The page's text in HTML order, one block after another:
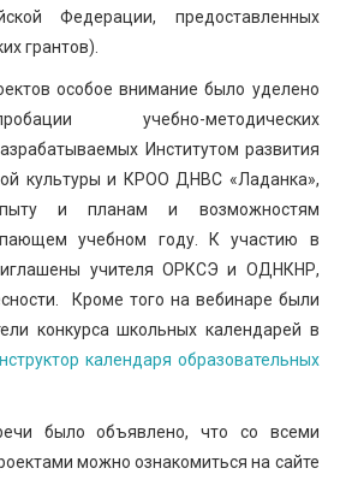
Федерации, предоставленных
грантов).
особое внимание было уделено
учебно-методических
Институтом развития
культуры и КРОО ДНВС «Ладанка»,
и планам и возможностям
учебном году. К участию в
учителя ОРКСЭ и ОДНКНР,
Кроме того на вебинаре были
конкурса школьных календарей в
календаря образовательных
было объявлено, что со всеми
можно ознакомиться на сайте